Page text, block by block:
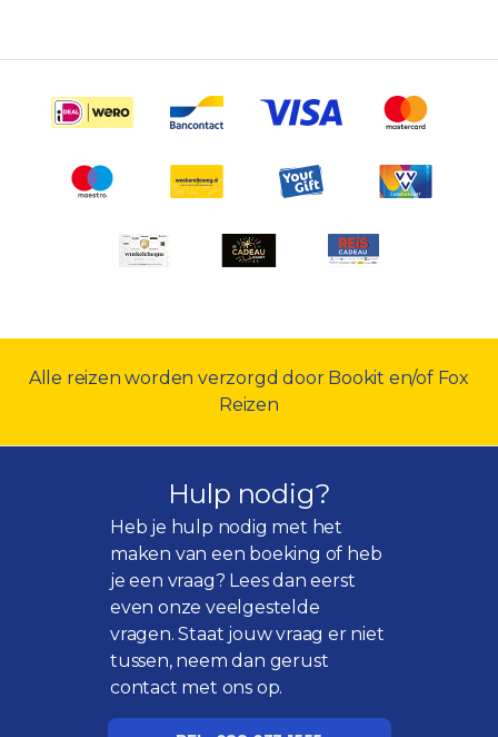
Alle reizen worden verzorgd door Bookit en/of Fox
Reizen
Hulp nodig?
Heb je hulp nodig met het
maken van een boeking of heb
je een vraag? Lees dan eerst
even onzeveelgestelde
vragen. Staat jouw vraag er niet
tussen, neem dan gerust
contact met ons op.